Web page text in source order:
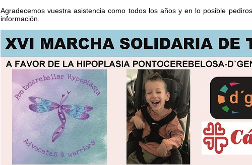
Agradecemos vuestra asistencia como todos los años y en lo posible
información.